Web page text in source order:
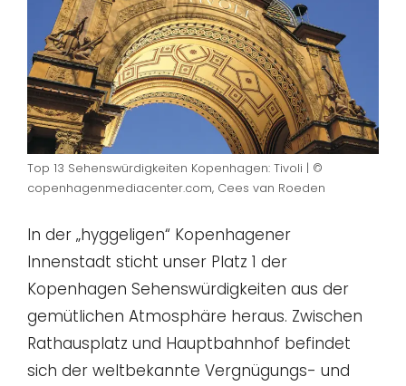
Top 13 Sehenswürdigkeiten Kopenhagen: Tivoli | ©
copenhagenmediacenter.com, Cees van Roeden
In der „hyggeligen“ Kopenhagener
Innenstadt sticht unser Platz 1 der
Kopenhagen Sehenswürdigkeiten aus der
gemütlichen Atmosphäre heraus. Zwischen
Rathausplatz und Hauptbahnhof befindet
sich der weltbekannte Vergnügungs- und